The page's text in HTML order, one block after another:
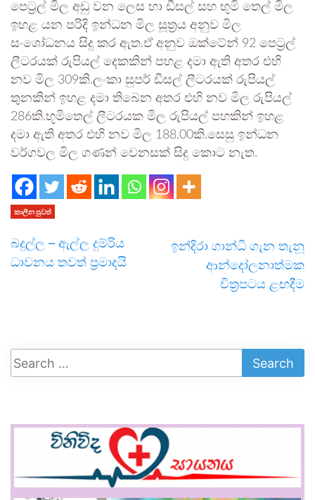
පෙට්‍රල් මිල අඩු වන ලෙස හා ඩීසල් සහ භූමි තෙල් මිල
ඉහළ යන පරිදි ඉන්ධන මිල සූත්‍රය අනුව මිල
සංශෝධනය සිදු කර ඇත.ඒ අනුව ඔක්ටේන් 92 පෙට්‍රල්
ලීටරයක් රුපියල් දෙකකින් පහළ දමා ඇති අතර එහි
නව මිල 309කි.ලංකා සුපර් ඩීසල් ලීටරයක් රුපියල්
තුනකින් ඉහළ දමා තිබෙන අතර එහි නව මිල රුපියල්
286කි.භූමිතෙල් ලීටරයක මිල රුපියල් පහකින් ඉහළ
දමා ඇති අතර එහි නව මිල 188.00කි.සෙසු ඉන්ධන
වර්ගවල මිල ගණන් වෙනසක් සිදු කොට නැත.
කාලීන පුවත්
බදුල්ල – ඇල්ල දුම්රිය
ධාවනය තවත් ප්‍රමාදයි
ඉන්දිරා ගාන්ධි ගැන තැනූ
ආන්දෝලනාත්මක
චිත්‍රපටය ළඟදීම